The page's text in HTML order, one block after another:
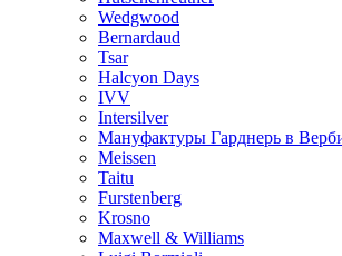
Wedgwood
Bernardaud
Tsar
Halcyon Days
IVV
Intersilver
Мануфактуры Гарднерь в
Meissen
Taitu
Furstenberg
Krosno
Maxwell & Williams